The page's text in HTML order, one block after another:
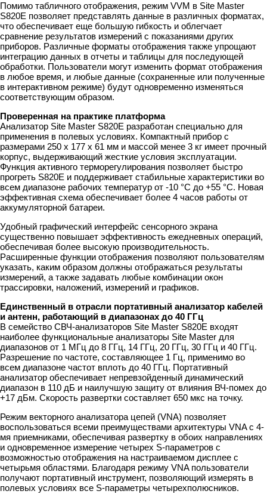
Помимо табличного отображения, режим VVM в Site Master
S820E позволяет представлять данные в различных форматах,
что обеспечивает еще большую гибкость и облегчает
сравнение результатов измерений с показаниями других
приборов. Различные форматы отображения также упрощают
интеграцию данных в отчеты и таблицы для последующей
обработки. Пользователи могут изменить формат отображения
в любое время, и любые данные (сохраненные или полученные
в интерактивном режиме) будут одновременно изменяться
соответствующим образом.
Проверенная на практике платформа
Анализатор Site Master S820E разработан специально для
применения в полевых условиях. Компактный прибор с
размерами 250 x 177 x 61 мм и массой менее 3 кг имеет прочный
корпус, выдерживающий жесткие условия эксплуатации.
Функция активного терморегулирования позволяет быстро
прогреть S820E и поддерживает стабильные характеристики во
всем диапазоне рабочих температур от -10 °C до +55 °C. Новая
эффективная схема обеспечивает более 4 часов работы от
аккумуляторной батареи.
Удобный графический интерфейс сенсорного экрана
существенно повышает эффективность ежедневных операций,
обеспечивая более высокую производительность.
Расширенные функции отображения позволяют пользователям
указать, каким образом должны отображаться результаты
измерений, а также задавать любые комбинации окон
трассировки, наложений, измерений и графиков.
Единственный в отрасли портативный анализатор кабелей
и антенн, работающий в диапазонах до 40 ГГц
В семейство СВЧ-анализаторов Site Master S820E входят
наиболее функциональные анализаторы Site Master для
диапазонов от 1 МГц до 8 ГГц, 14 ГГц, 20 ГГц, 30 ГГц и 40 ГГц.
Разрешение по частоте, составляющее 1 Гц, применимо во
всем диапазоне частот вплоть до 40 ГГц. Портативный
анализатор обеспечивает непревзойденный динамический
диапазон в 110 дБ и наилучшую защиту от влияния ВЧ-помех до
+17 дБм. Скорость развертки составляет 650 мкс на точку.
Режим векторного анализатора цепей (VNA) позволяет
воспользоваться всеми преимуществами архитектуры VNA с 4-
мя приемниками, обеспечивая развертку в обоих направлениях
и одновременное измерение четырех S-параметров с
возможностью отображения на настраиваемом дисплее с
четырьмя областями. Благодаря режиму VNA пользователи
получают портативный инструмент, позволяющий измерять в
полевых условиях все S-параметры четырехполюсников.